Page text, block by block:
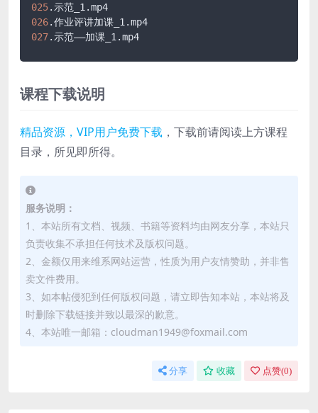
025.示范_1 .mp4
026.作业评讲加课_1 .mp4
027.示范——加课_1 .mp4
课程下载说明
精品资源，VIP用户免费下载 ，下载前请阅读上方课程
目录，所见即所得。
服务说明：
1、本站所有文档、视频、书籍等资料均由网友分享，本站只
负责收集不承担任何技术及版权问题。
2、金额仅用来维系网站运营，性质为用户友情赞助，并非售
卖文件费用。
3、如本帖侵犯到任何版权问题，请立即告知本站，本站将及
时删除下载链接并致以最深的歉意。
4、本站唯一邮箱：cloudman1949@foxmail.com
分享 收藏 点赞(0)